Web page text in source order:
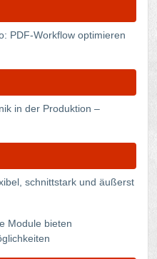
PDF-Workflow optimieren
in der Produktion –
schnittstark und äußerst
Module bieten